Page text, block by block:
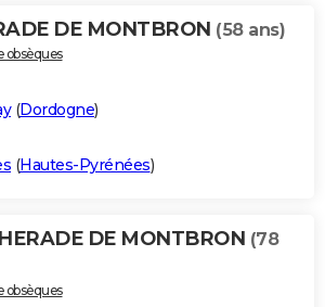
DE MONTBRON (58 ans)
obsèques
(Dordogne)
(Hautes-Pyrénées)
DE MONTBRON (78
obsèques